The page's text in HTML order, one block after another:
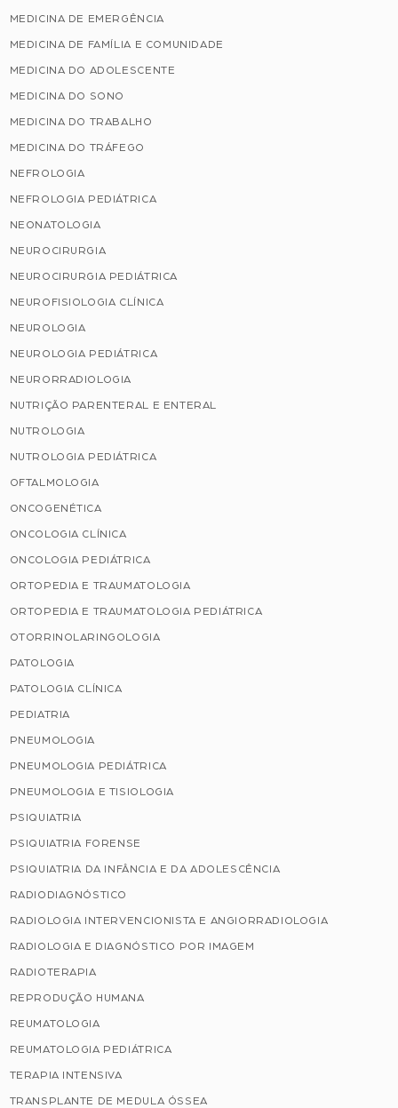
MEDICINA DE EMERGÊNCIA
MEDICINA DE FAMÍLIA E COMUNIDADE
MEDICINA DO ADOLESCENTE
MEDICINA DO SONO
MEDICINA DO TRABALHO
MEDICINA DO TRÁFEGO
NEFROLOGIA
NEFROLOGIA PEDIÁTRICA
NEONATOLOGIA
NEUROCIRURGIA
NEUROCIRURGIA PEDIÁTRICA
NEUROFISIOLOGIA CLÍNICA
NEUROLOGIA
NEUROLOGIA PEDIÁTRICA
NEURORRADIOLOGIA
NUTRIÇÃO PARENTERAL E ENTERAL
NUTROLOGIA
NUTROLOGIA PEDIÁTRICA
OFTALMOLOGIA
ONCOGENÉTICA
ONCOLOGIA CLÍNICA
ONCOLOGIA PEDIÁTRICA
ORTOPEDIA E TRAUMATOLOGIA
ORTOPEDIA E TRAUMATOLOGIA PEDIÁTRICA
OTORRINOLARINGOLOGIA
PATOLOGIA
PATOLOGIA CLÍNICA
PEDIATRIA
PNEUMOLOGIA
PNEUMOLOGIA PEDIÁTRICA
PNEUMOLOGIA E TISIOLOGIA
PSIQUIATRIA
PSIQUIATRIA FORENSE
PSIQUIATRIA DA INFÂNCIA E DA ADOLESCÊNCIA
RADIODIAGNÓSTICO
RADIOLOGIA INTERVENCIONISTA E ANGIORRADIOLOGIA
RADIOLOGIA E DIAGNÓSTICO POR IMAGEM
RADIOTERAPIA
REPRODUÇÃO HUMANA
REUMATOLOGIA
REUMATOLOGIA PEDIÁTRICA
TERAPIA INTENSIVA
TRANSPLANTE DE MEDULA ÓSSEA